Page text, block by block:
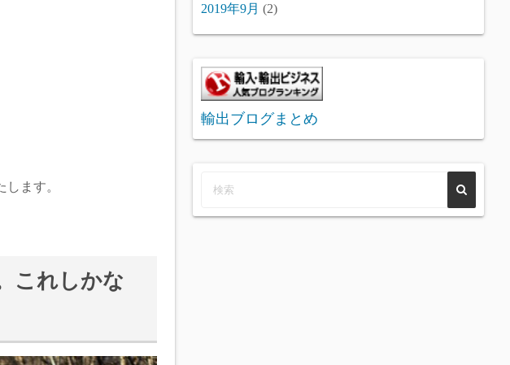
ます。
これしかな
2019年9月 (2)
輸出ブログまとめ